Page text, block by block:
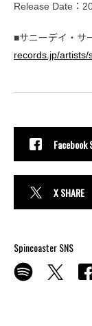
Release Date：
■サニーデイ・サ
records.jp/
Facebook
X SHARE
Spincoaster SNS